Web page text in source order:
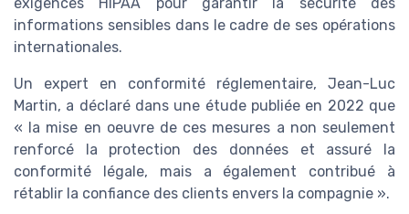
informations sensibles dans le cadre de ses opérations
internationales.
Un expert en conformité réglementaire, Jean-Luc
Martin, a déclaré dans une étude publiée en 2022 que
« la mise en oeuvre de ces mesures a non seulement
renforcé la protection des données et assuré la
conformité légale, mais a également contribué à
rétablir la confiance des clients envers la compagnie ».